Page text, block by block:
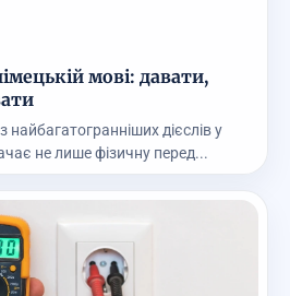
мові: давати,
дієслів у
не лише фізичну перед...